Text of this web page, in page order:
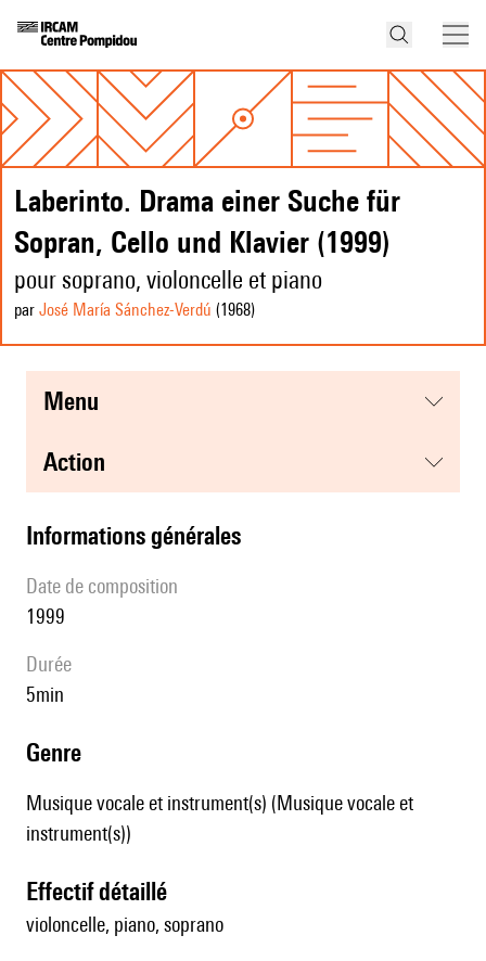
Laberinto. Drama einer Suche für
Sopran, Cello und Klavier (1999)
pour soprano, violoncelle et piano
par José María Sánchez-Verdú (1968)
menu
action
informations générales
date de composition
1999
durée
5min
genre
Musique vocale et instrument(s) (Musique vocale et
instrument(s))
effectif détaillé
violoncelle, piano, soprano